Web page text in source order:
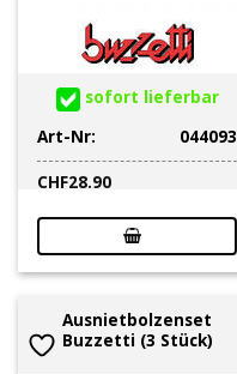
sofort lieferbar
Art-Nr:
044093
CHF28.90
Ausnietbolzenset
Buzzetti (3 Stück)